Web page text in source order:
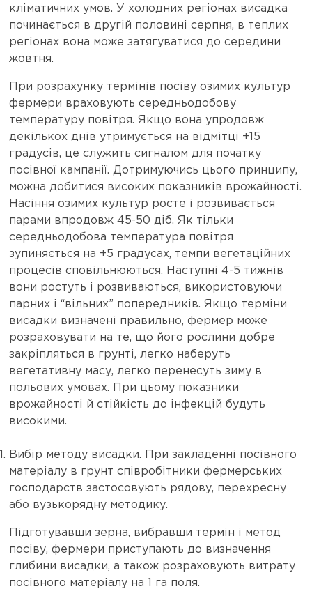
кліматичних умов. У холодних регіонах висадка
починається в другій половині серпня, в теплих
регіонах вона може затягуватися до середини
жовтня.
При розрахунку термінів посіву озимих культур
фермери враховують середньодобову
температуру повітря. Якщо вона упродовж
декількох днів утримується на відмітці +15
градусів, це служить сигналом для початку
посівної кампанії. Дотримуючись цього принципу,
можна добитися високих показників врожайності.
Насіння озимих культур росте і розвивається
парами впродовж 45-50 діб. Як тільки
середньодобова температура повітря
зупиняється на +5 градусах, темпи вегетаційних
процесів сповільнюються. Наступні 4-5 тижнів
вони ростуть і розвиваються, використовуючи
парних і “вільних” попередників. Якщо терміни
висадки визначені правильно, фермер може
розраховувати на те, що його рослини добре
закріпляться в грунті, легко наберуть
вегетативну масу, легко перенесуть зиму в
польових умовах. При цьому показники
врожайності й стійкість до інфекцій будуть
високими.
Вибір методу висадки. При закладенні посівного
матеріалу в грунт співробітники фермерських
господарств застосовують рядову, перехресну
або вузькорядну методику.
Підготувавши зерна, вибравши термін і метод
посіву, фермери приступають до визначення
глибини висадки, а також розраховують витрату
посівного матеріалу на 1 га поля.